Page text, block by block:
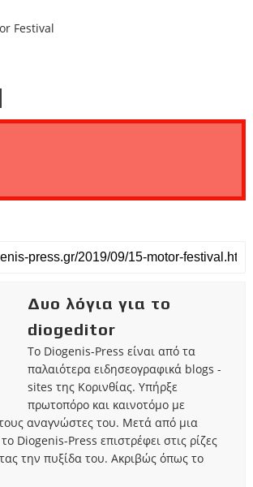
Festival
Δυο λόγια για το
diogeditor
Το Diogenis-Press είναι από τα
παλαιότερα ειδησεογραφικά blogs -
sites της Κορινθίας. Υπήρξε
πρωτοπόρο και καινοτόμο με
αναγνώστες του. Μετά από μια
Diogenis-Press επιστρέφει στις ρίζες
την πυξίδα του. Ακριβώς όπως το